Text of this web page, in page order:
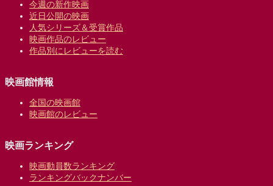
今週の新作映画
近日公開の映画
人気シリーズ＆受賞作品
映画作品のレビュー
作品別にレビューを読む
映画館情報
全国の映画館
映画館のレビュー
映画ランキング
映画動員数ランキング
ランキングバックナンバー